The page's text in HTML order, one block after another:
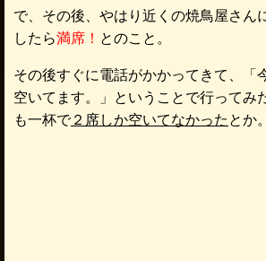
で、その後、やはり近くの焼鳥屋さん
したら満席！ とのこと。
その後すぐに電話がかかってきて、「
空いてます。」ということで行ってみ
も一杯で２席しか空いてなかった とか。